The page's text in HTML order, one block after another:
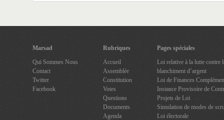
Marsad
Qui Sommes Nous
Contact
Twitter
Facebook
Rubriques
Accueil
Assemblée
Constitution
Votes
Questions
Documents
Agenda
Pages spéciales
Loi relative à la lutte contre
blanchiment d’argent
Loi de Finances
Instance Provisoire de
Projets de Loi
Simulation de modes de
Loi électorale